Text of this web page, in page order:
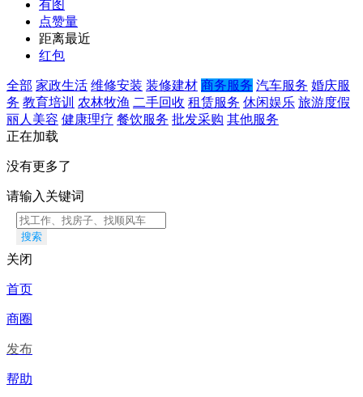
有图
点赞量
距离最近
红包
全部 家政生活 维修安装 装修建材 商务服务 汽车服务 婚庆服
务 教育培训 农林牧渔 二手回收 租赁服务 休闲娱乐 旅游度假
丽人美容 健康理疗 餐饮服务 批发采购 其他服务
正在加载
没有更多了
请输入关键词
搜索
关闭
首页
商圈
发布
帮助